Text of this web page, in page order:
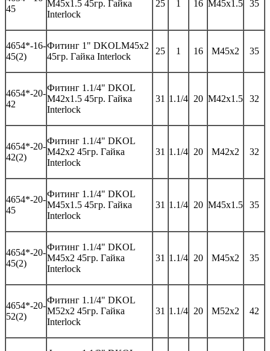
45
M45x1.5 45гр. Гайка
Interlock
25 1 16 M45x1.5 35
4654*-16-
45(2)
Фитинг 1" DKOLM45x2
45гр. Гайка Interlock
25 1 16 M45x2 35
4654*-20-
42
Фитинг 1.1/4" DKOL
M42x1.5 45гр. Гайка
Interlock
31 1.1/4 20 M42x1.5 32
4654*-20-
42(2)
Фитинг 1.1/4" DKOL
M42x2 45гр. Гайка
Interlock
31 1.1/4 20 M42x2 32
4654*-20-
45
Фитинг 1.1/4" DKOL
M45x1.5 45гр. Гайка
Interlock
31 1.1/4 20 M45x1.5 35
4654*-20-
45(2)
Фитинг 1.1/4" DKOL
M45x2 45гр. Гайка
Interlock
31 1.1/4 20 M45x2 35
4654*-20-
52(2)
Фитинг 1.1/4" DKOL
M52x2 45гр. Гайка
Interlock
31 1.1/4 20 M52x2 42